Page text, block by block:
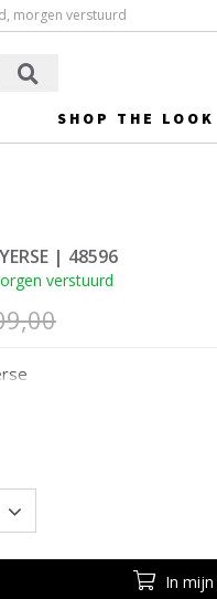
morgen verstuurd
SHOP THE LOOK
| 48596
verstuurd
In mijn